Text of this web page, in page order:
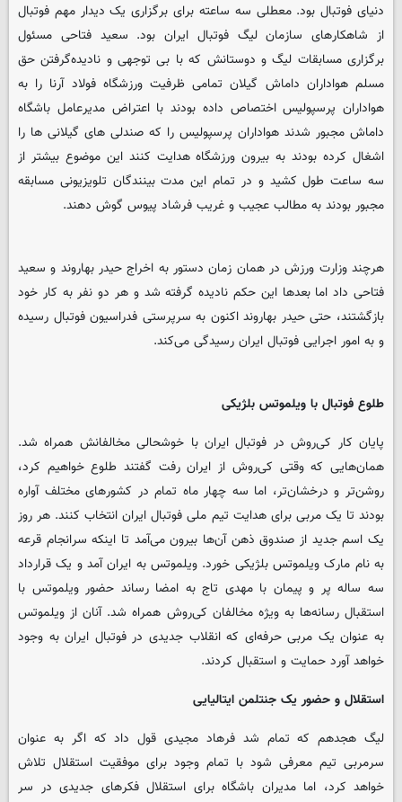
دنیای فوتبال بود. معطلی سه ساعته برای برگزاری یک دیدار مهم فوتبال
از شاهکارهای سازمان لیگ فوتبال ایران بود. سعید فتاحی مسئول
برگزاری مسابقات لیگ و دوستانش که با بی توجهی و نادیده‌گرفتن حق
مسلم هواداران داماش گیلان تمامی ظرفیت ورزشگاه فولاد آرنا را به
هواداران پرسپولیس اختصاص داده بودند با اعتراض مدیرعامل باشگاه
داماش مجبور شدند هواداران پرسپولیس را که صندلی های گیلانی ها را
اشغال کرده بودند به بیرون ورزشگاه هدایت کنند این موضوع بیشتر از
سه ساعت طول کشید و در تمام این مدت بینندگان تلویزیونی مسابقه
مجبور بودند به مطالب عجیب و غریب فرشاد پیوس گوش دهند.
هرچند وزارت ورزش در همان زمان دستور به اخراج حیدر بهاروند و سعید
فتاحی داد اما بعدها این حکم نادیده گرفته شد و هر دو نفر به کار خود
بازگشتند، حتی حیدر بهاروند اکنون به سرپرستی فدراسیون فوتبال رسیده
و به امور اجرایی فوتبال ایران رسیدگی می‌کند.
طلوع فوتبال با ویلموتس بلژیکی
پایان کار کی‌روش در فوتبال ایران با خوشحالی مخالفانش همراه شد.
همان‌هایی که وقتی کی‌روش از ایران رفت گفتند طلوع خواهیم کرد،
روشن‌تر و درخشان‌تر، اما سه چهار ماه تمام در کشورهای مختلف آواره
بودند تا یک مربی برای هدایت تیم ملی فوتبال ایران انتخاب کنند. هر روز
یک اسم جدید از صندوق ذهن آن‌ها بیرون می‌آمد تا اینکه سرانجام قرعه
به نام مارک ویلموتس بلژیکی خورد. ویلموتس به ایران آمد و یک قرارداد
سه ساله پر و پیمان با مهدی تاج به امضا رساند حضور ویلموتس با
استقبال رسانه‌ها به ویژه مخالفان کی‌روش همراه شد. آنان از ویلموتس
به عنوان یک مربی حرفه‌ای که انقلاب جدیدی در فوتبال ایران به وجود
خواهد آورد حمایت و استقبال کردند.
استقلال و حضور یک جنتلمن ایتالیایی
لیگ هجدهم که تمام شد فرهاد مجیدی قول داد که اگر به عنوان
سرمربی تیم معرفی شود با تمام وجود برای موفقیت استقلال تلاش
خواهد کرد، اما مدیران باشگاه برای استقلال فکرهای جدیدی در سر